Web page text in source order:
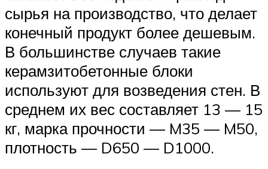
сырья на производство, что делает
конечный продукт более дешевым.
В большинстве случаев такие
керамзитобетонные блоки
используют для возведения стен. В
среднем их вес составляет 13 — 15
кг, марка прочности — M35 — M50,
плотность — D650 — D1000.